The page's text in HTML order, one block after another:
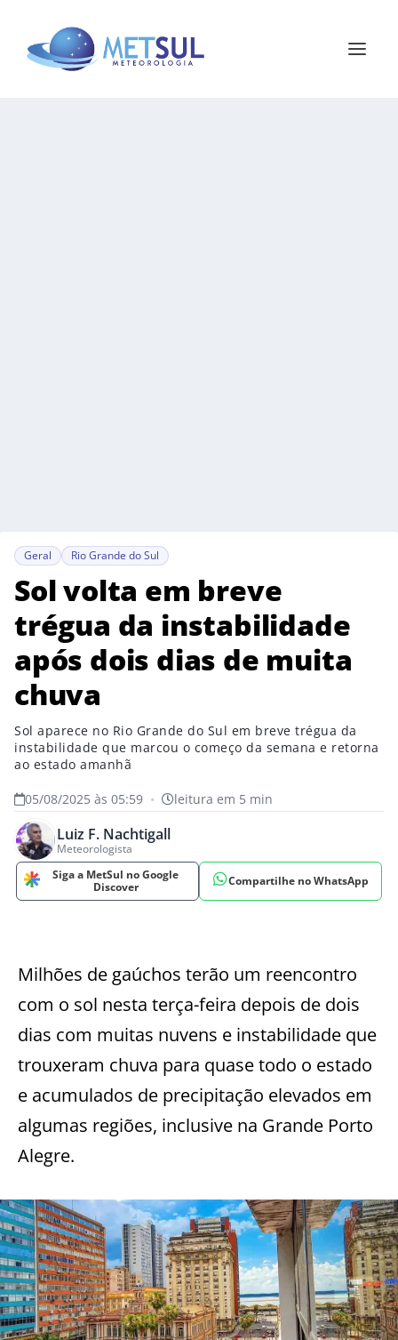
Geral Rio Grande do Sul
Sol volta em breve
trégua da instabilidade
após dois dias de muita
chuva
Sol aparece no Rio Grande do Sul em breve trégua da
instabilidade que marcou o começo da semana e retorna
ao estado amanhã
05/08/2025 às 05:59 • leitura em 5 min
Luiz F. Nachtigall
Meteorologista
Siga a MetSul no Google
Discover
Compartilhe no WhatsApp
Milhões de gaúchos terão um reencontro
com o sol nesta terça-feira depois de dois
dias com muitas nuvens e instabilidade que
trouxeram chuva para quase todo o estado
e acumulados de precipitação elevados em
algumas regiões, inclusive na Grande Porto
Alegre.